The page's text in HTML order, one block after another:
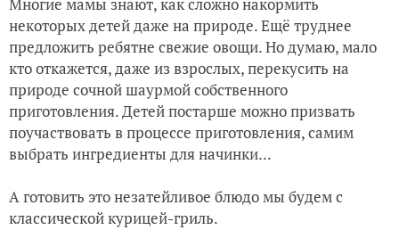
Многие мамы знают, как сложно накормить
некоторых детей даже на природе. Ещё труднее
предложить ребятне свежие овощи. Но думаю, мало
кто откажется, даже из взрослых, перекусить на
природе сочной шаурмой собственного
приготовления. Детей постарше можно призвать
поучаствовать в процессе приготовления, самим
выбрать ингредиенты для начинки...
А готовить это незатейливое блюдо мы будем с
классической курицей-гриль.